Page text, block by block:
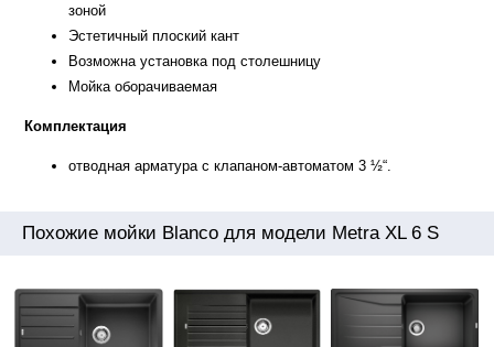
зоной
Эстетичный плоский кант
Возможна установка под столешницу
Мойка оборачиваемая
Комплектация
отводная арматура с клапаном-автоматом 3 ½“.
Похожие мойки Blanco для модели Metra XL 6 S